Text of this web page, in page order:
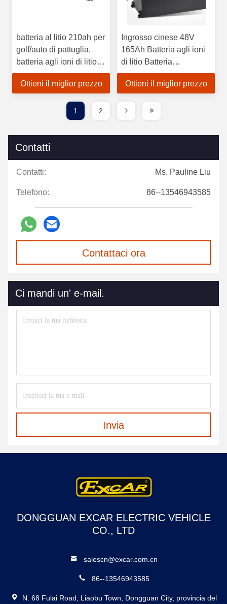
batteria al litio 210ah per
golf/auto di pattuglia,
batteria agli ioni di litio
da 72 volt Excar
Ottieni il miglior prezzo
Ingrosso cinese 48V
165Ah Batteria agli ioni
di litio Batteria
ricaricabile Sostituzione
acido piombo
Ottieni il miglior prezzo
1 2
Contatti
Contatti: Ms. Pauline Liu
Telefono: 86--13546943585
Contattaci ora
Ci mandi un' e-mail.
Invia
DONGGUAN EXCAR ELECTRIC VEHICLE
CO., LTD
salescn@excar.com.cn
86--13546943585
N. 68 Fulai Road, Liaobu Town, Dongguan City, provincia del